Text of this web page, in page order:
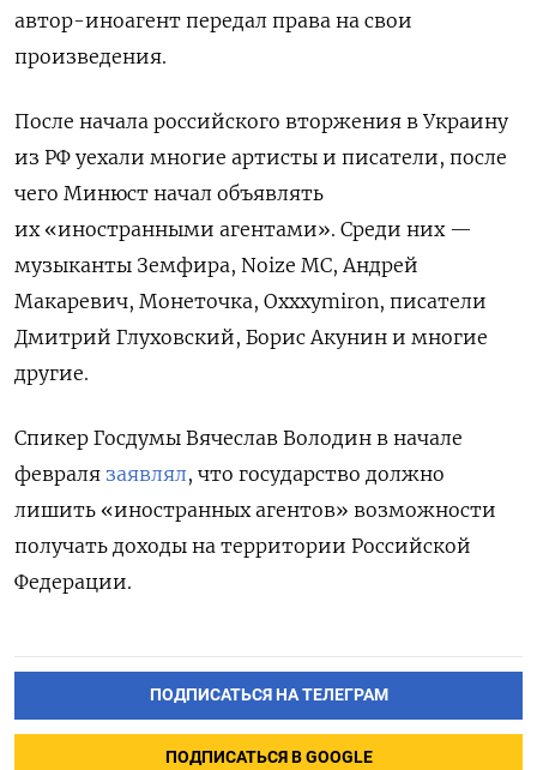
автор-иноагент передал права на свои
произведения.
После начала российского вторжения в Украину
из РФ уехали многие артисты и писатели, после
чего Минюст начал объявлять
их «иностранными агентами». Среди них —
музыканты Земфира, Noize MC, Андрей
Макаревич, Монеточка, Oxxxymiron, писатели
Дмитрий Глуховский, Борис Акунин и многие
другие.
Спикер Госдумы Вячеслав Володин в начале
февраля заявлял, что государство должно
лишить «иностранных агентов» возможности
получать доходы на территории Российской
Федерации.
ПОДПИСАТЬСЯ НА ТЕЛЕГРАМ
ПОДПИСАТЬСЯ В GOOGLE